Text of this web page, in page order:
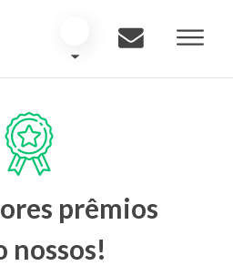
prêmios
nossos!